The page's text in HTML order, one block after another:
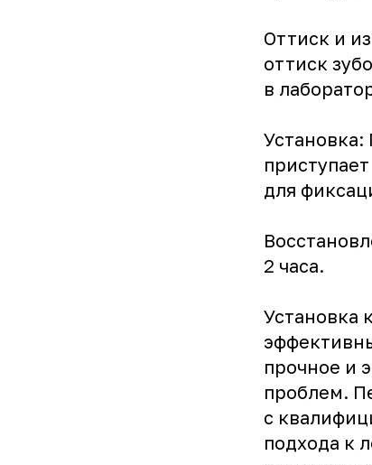
Оттиск и
оттиск
в
Установка:
для
2 часа.
Установка
прочное и
проблем.
с
подхода к